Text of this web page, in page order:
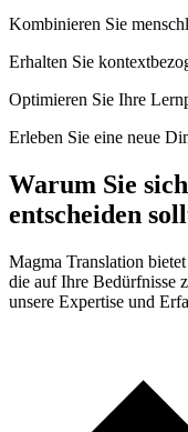
Kombinieren Sie
Erhalten Sie
Optimieren Sie Ihre
Erleben Sie eine neue
Warum Sie
entscheiden
Magma Translation
die auf Ihre Bedürfnisse
unsere Expertise und